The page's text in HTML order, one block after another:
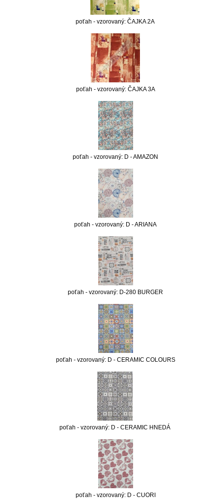
poťah - vzorovaný: ČAJKA 2A
poťah - vzorovaný: ČAJKA 3A
poťah - vzorovaný: D - AMAZON
poťah - vzorovaný: D - ARIANA
poťah - vzorovaný: D-280 BURGER
poťah - vzorovaný: D - CERAMIC COLOURS
poťah - vzorovaný: D - CERAMIC HNEDÁ
poťah - vzorovaný: D - CUORI